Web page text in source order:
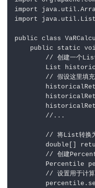
import
import
public class
public static
// 创建一个
List
// 假设这里填充
        //...
// 将List转换
double[]
// 创建
Percentile
// 设置用于计算